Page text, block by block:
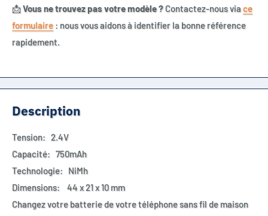
📩Vous ne trouvez pas votre modèle ?Contactez-nous viace
formulaire : nous vous aidons à identifier la bonne référence
rapidement.
Description
Tension: 2.4V
Capacité: 750mAh
Technologie: NiMh
Dimensions: 44 x 21 x 10 mm
Changez votre batterie de votre téléphone sans fil de maison